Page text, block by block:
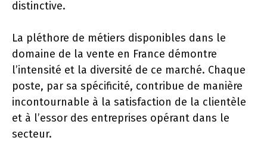
distinctive.
La pléthore de métiers disponibles dans le
domaine de la vente en France démontre
l’intensité et la diversité de ce marché. Chaque
poste, par sa spécificité, contribue de manière
incontournable à la satisfaction de la clientèle
et à l’essor des entreprises opérant dans le
secteur.